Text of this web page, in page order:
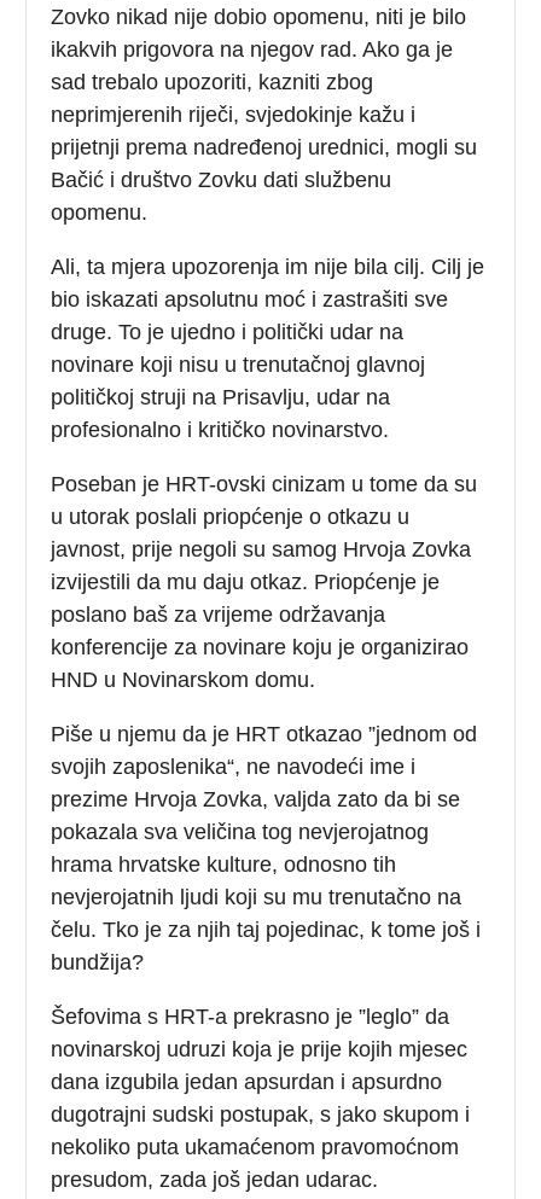
Zovko nikad nije dobio opomenu, niti je bilo
ikakvih prigovora na njegov rad. Ako ga je
sad trebalo upozoriti, kazniti zbog
neprimjerenih riječi, svjedokinje kažu i
prijetnji prema nadređenoj urednici, mogli su
Bačić i društvo Zovku dati službenu
opomenu.
Ali, ta mjera upozorenja im nije bila cilj. Cilj je
bio iskazati apsolutnu moć i zastrašiti sve
druge. To je ujedno i politički udar na
novinare koji nisu u trenutačnoj glavnoj
političkoj struji na Prisavlju, udar na
profesionalno i kritičko novinarstvo.
Poseban je HRT-ovski cinizam u tome da su
u utorak poslali priopćenje o otkazu u
javnost, prije negoli su samog Hrvoja Zovka
izvijestili da mu daju otkaz. Priopćenje je
poslano baš za vrijeme održavanja
konferencije za novinare koju je organizirao
HND u Novinarskom domu.
Piše u njemu da je HRT otkazao ”jednom od
svojih zaposlenika“, ne navodeći ime i
prezime Hrvoja Zovka, valjda zato da bi se
pokazala sva veličina tog nevjerojatnog
hrama hrvatske kulture, odnosno tih
nevjerojatnih ljudi koji su mu trenutačno na
čelu. Tko je za njih taj pojedinac, k tome još i
bundžija?
Šefovima s HRT-a prekrasno je ”leglo” da
novinarskoj udruzi koja je prije kojih mjesec
dana izgubila jedan apsurdan i apsurdno
dugotrajni sudski postupak, s jako skupom i
nekoliko puta ukamaćenom pravomoćnom
presudom, zada još jedan udarac.